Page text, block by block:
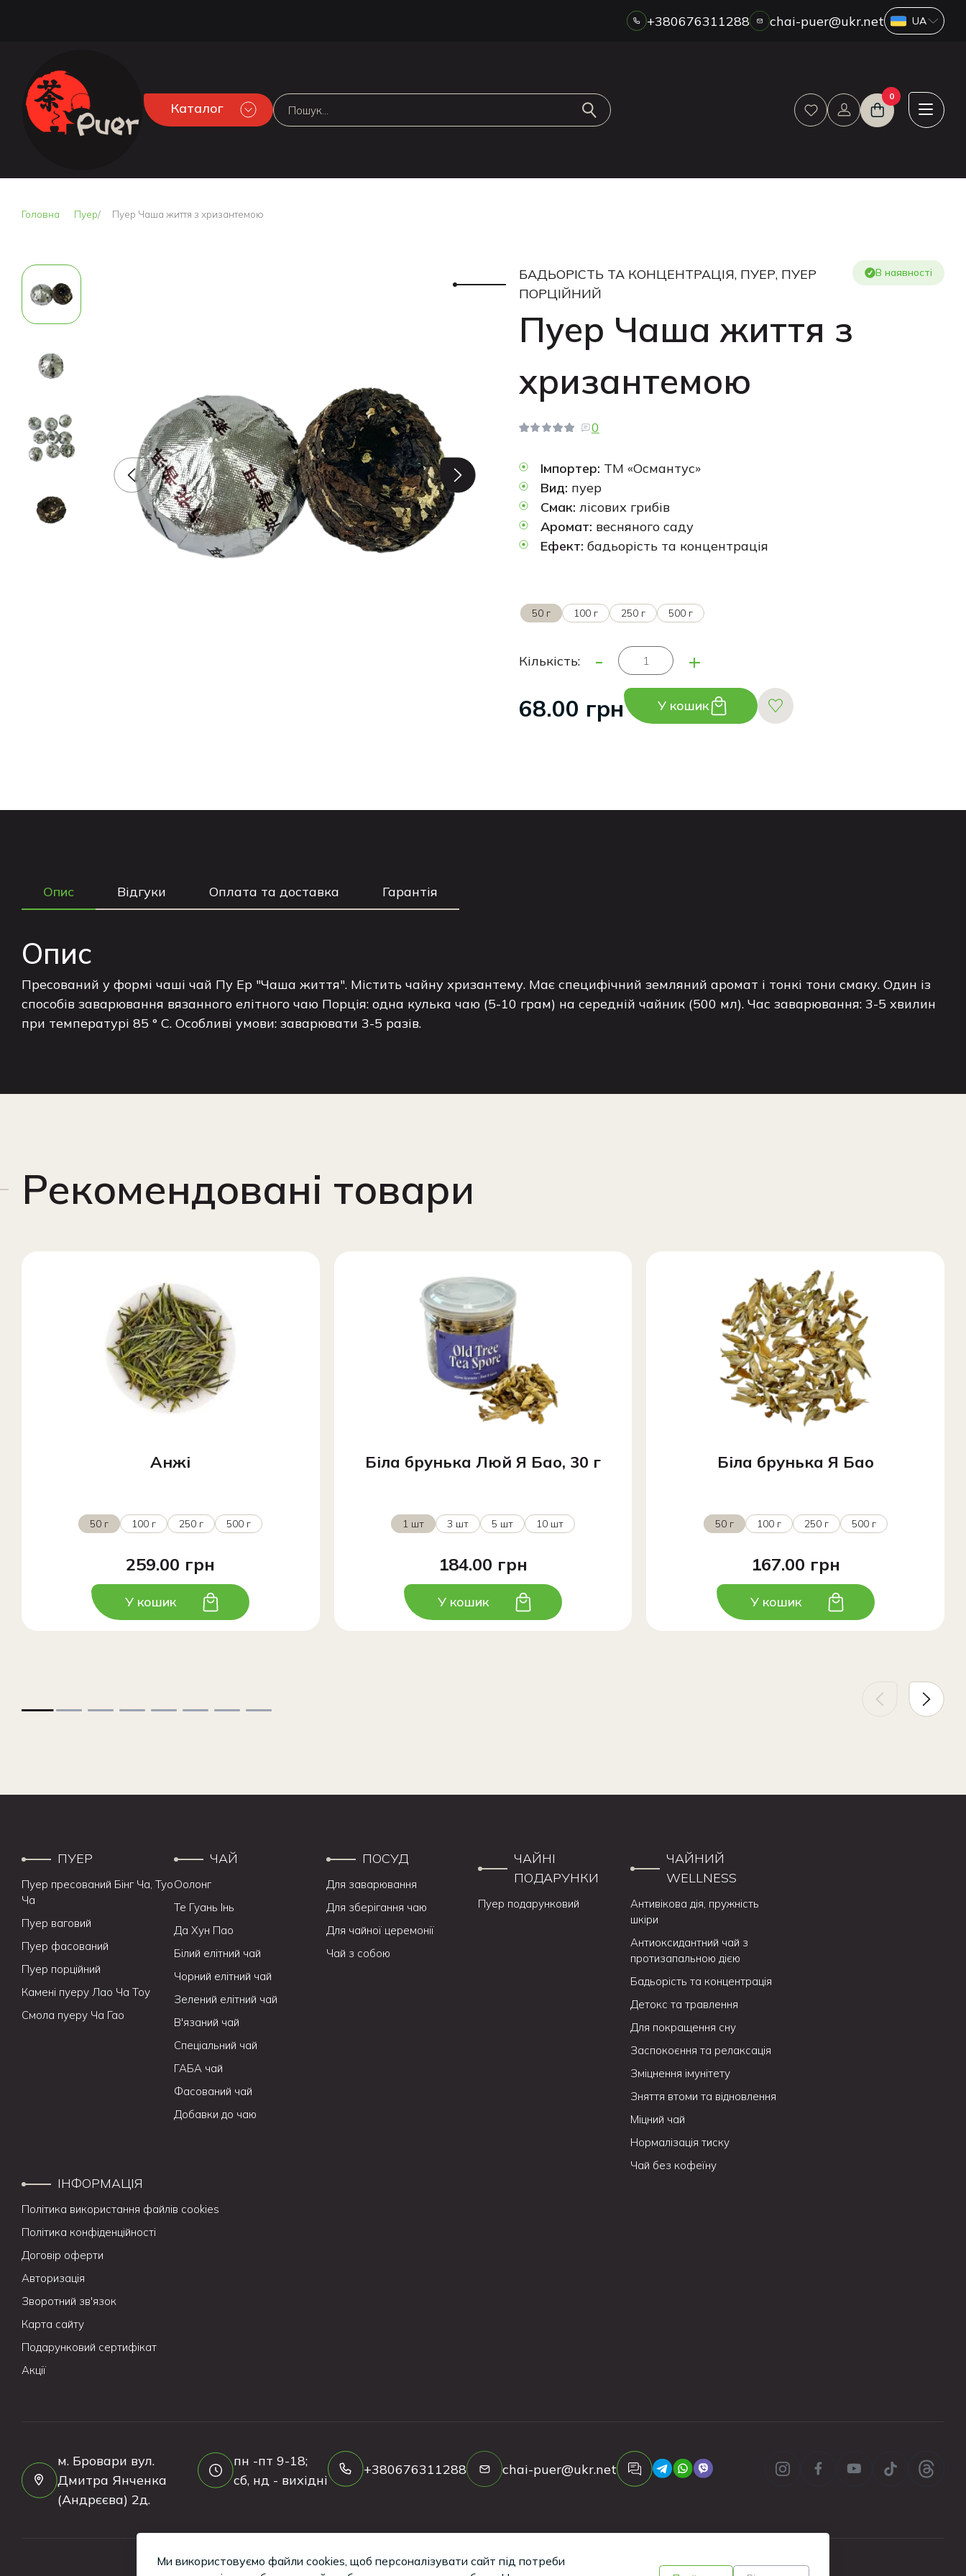
ГУРТ
ДРОП
КОНТАКТИ
+380676311288 chai-puer@ukr.net
Каталог
0
Головна Пуер Пуер Чаша життя з хризантемою
В наявності
БАДЬОРІСТЬ ТА КОНЦЕНТРАЦІЯ, ПУЕР, ПУЕР
ПОРЦІЙНИЙ
Пуер Чаша життя з
хризантемою
0
Імпортер: ТМ «Османтус»
Вид: пуер
Смак: лісових грибів
Аромат: весняного саду
Ефект: бадьорість та концентрація
50 г 100 г 250 г 500 г
Кількість: - +
68.00 грн У кошик
Опис Відгуки Оплата та доставка Гарантія
Опис
Пресований у формі чаші чай Пу Ер "Чаша життя". Містить чайну хризантему. Має специфічний земляний аромат і тонкі тони смаку. Один із
способів заварювання вязанного елітного чаю Порція: одна кулька чаю (5-10 грам) на середній чайник (500 мл). Час заварювання: 3-5 хвилин
при температурі 85 ° C. Особливі умови: заварювати 3-5 разів.
Рекомендовані товари
Анжі
50 г 100 г 250 г 500 г
259.00 грн
У кошик
Біла брунька Люй Я Бао, 30 г
1 шт 3 шт 5 шт 10 шт
184.00 грн
У кошик
Біла брунька Я Бао
50 г 100 г 250 г 500 г
167.00 грн
У кошик
ПУЕР
Пуер пресований Бінг Ча, Туо
Ча
Пуер ваговий
Пуер фасований
Пуер порційний
Камені пуеру Лао Ча Тоу
Смола пуеру Ча Гао
ЧАЙ
Оолонг
Те Гуань Інь
Да Хун Пао
Білий елітний чай
Чорний елітний чай
Зелений елітний чай
В'язаний чай
Спеціальний чай
ГАБА чай
Фасований чай
Добавки до чаю
ПОСУД
Для заварювання
Для зберігання чаю
Для чайної церемонії
Чай з собою
ЧАЙНІ
ПОДАРУНКИ
Пуер подарунковий
ЧАЙНИЙ
WELLNESS
Антивікова дія, пружність
шкіри
Антиоксидантний чай з
протизапальною дією
Бадьорість та концентрація
Детокс та травлення
Для покращення сну
Заспокоєння та релаксація
Зміцнення імунітету
Зняття втоми та відновлення
Міцний чай
Нормалізація тиску
Чай без кофеїну
ІНФОРМАЦІЯ
Політика використання файлів cookies
Політика конфіденційності
Договір оферти
Авторизація
Зворотний зв'язок
Карта сайту
Подарунковий сертифікат
Акції
м. Бровари вул.
Дмитра Янченка
(Андрєєва) 2д.
пн -пт 9-18;
сб, нд - вихідні
+380676311288 chai-puer@ukr.net
Ми використовуємо файли cookies, щоб персоналізувати сайт під потреби